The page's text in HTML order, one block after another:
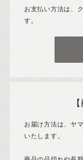
お支払い方法は、
す。
お届け方法は、ヤ
いたします。